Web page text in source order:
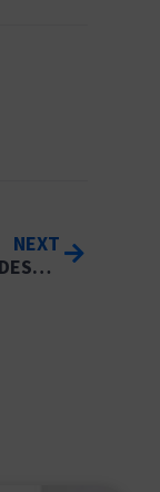
NEXT
La méthode DESC – c’est quoi ?